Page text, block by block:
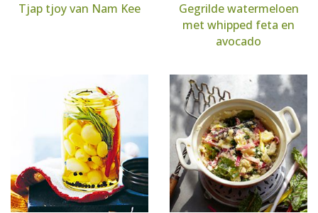
Tjap tjoy van Nam Kee
Gegrilde watermeloen
met whipped feta en
avocado